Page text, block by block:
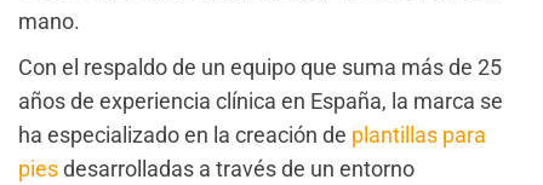
mano.
Con el respaldo de un equipo que suma más de 25
años de experiencia clínica en España, la marca se
ha especializado en la creación de plantillas para
piesdesarrolladas a través de un entorno